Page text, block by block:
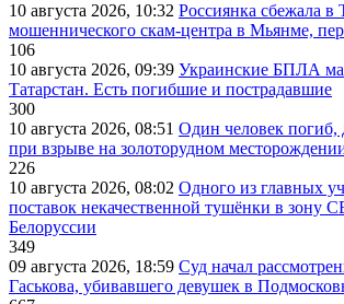
10 августа 2026, 10:32 Россиянка сбежала в
мошеннического скам-центра в Мьянме,
106
10 августа 2026, 09:39 Украинские БПЛА
Татарстан. Есть погибшие и пострадавшие
300
10 августа 2026, 08:51 Один человек погиб,
при взрыве на золоторудном
226
10 августа 2026, 08:02 Одного из главных
поставок некачественной тушёнки в зону
Белоруссии
349
09 августа 2026, 18:59 Суд начал
Гаськова, убивавшего девушек в